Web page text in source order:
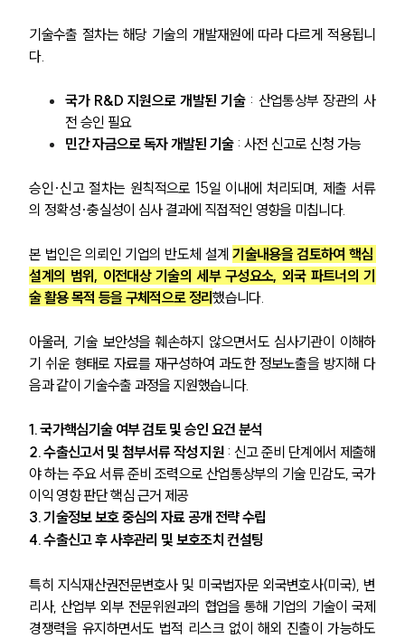
기술수출 절차는 해당 기술의 개발재원에 따라 다르게 적용됩니
다.
국가 R&D 지원으로 개발된 기술 : 산업통상부 장관의 사
전 승인 필요
민간 자금으로 독자 개발된 기술 : 사전 신고로 신청 가능
승인·신고 절차는 원칙적으로 15일 이내에 처리되며, 제출 서류
의 정확성·충실성이 심사 결과에 직접적인 영향을 미칩니다.
본 법인은 의뢰인 기업의 반도체 설계 기술내용을 검토하여 핵심
설계의 범위, 이전대상 기술의 세부 구성요소, 외국 파트너의 기
술 활용 목적 등을 구체적으로 정리했습니다.
아울러, 기술 보안성을 훼손하지 않으면서도 심사기관이 이해하
기 쉬운 형태로 자료를 재구성하여 과도한 정보노출을 방지해 다
음과 같이 기술수출 과정을 지원했습니다.
1. 국가핵심기술 여부 검토 및 승인 요건 분석
2. 수출신고서 및 첨부서류 작성 지원 : 신고 준비 단계에서 제출해
야 하는 주요 서류 준비 조력으로 산업통상부의 기술 민감도, 국가
이익 영향 판단 핵심 근거 제공
3. 기술정보 보호 중심의 자료 공개 전략 수립
4. 수출신고 후 사후관리 및 보호조치 컨설팅
특히 지식재산권전문변호사 및 미국법자문 외국변호사(미국), 변
리사, 산업부 외부 전문위원과의 협업을 통해 기업의 기술이 국제
경쟁력을 유지하면서도 법적 리스크 없이 해외 진출이 가능하도